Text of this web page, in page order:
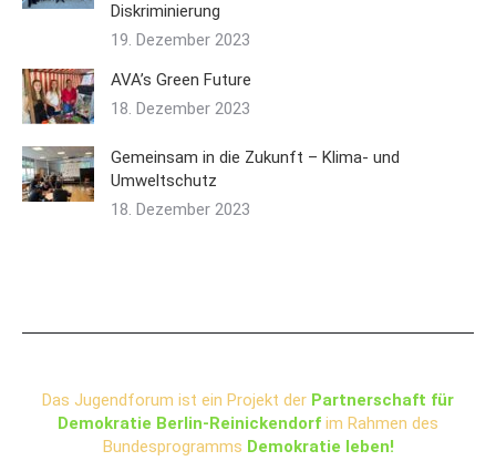
Diskriminierung
19. Dezember 2023
AVA’s Green Future
18. Dezember 2023
Gemeinsam in die Zukunft – Klima- und
Umweltschutz
18. Dezember 2023
Das Jugendforum ist ein Projekt der Partnerschaft für
Demokratie Berlin-Reinickendorf im Rahmen des
Bundesprogramms Demokratie leben!